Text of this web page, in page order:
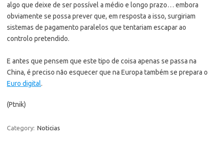
algo que deixe de ser possível a médio e longo prazo… embora
obviamente se possa prever que, em resposta a isso, surgiriam
sistemas de pagamento paralelos que tentariam escapar ao
controlo pretendido.
E antes que pensem que este tipo de coisa apenas se passa na
China, é preciso não esquecer que na Europa também se prepara o
Euro digital.
(Ptnik)
Category: Noticias